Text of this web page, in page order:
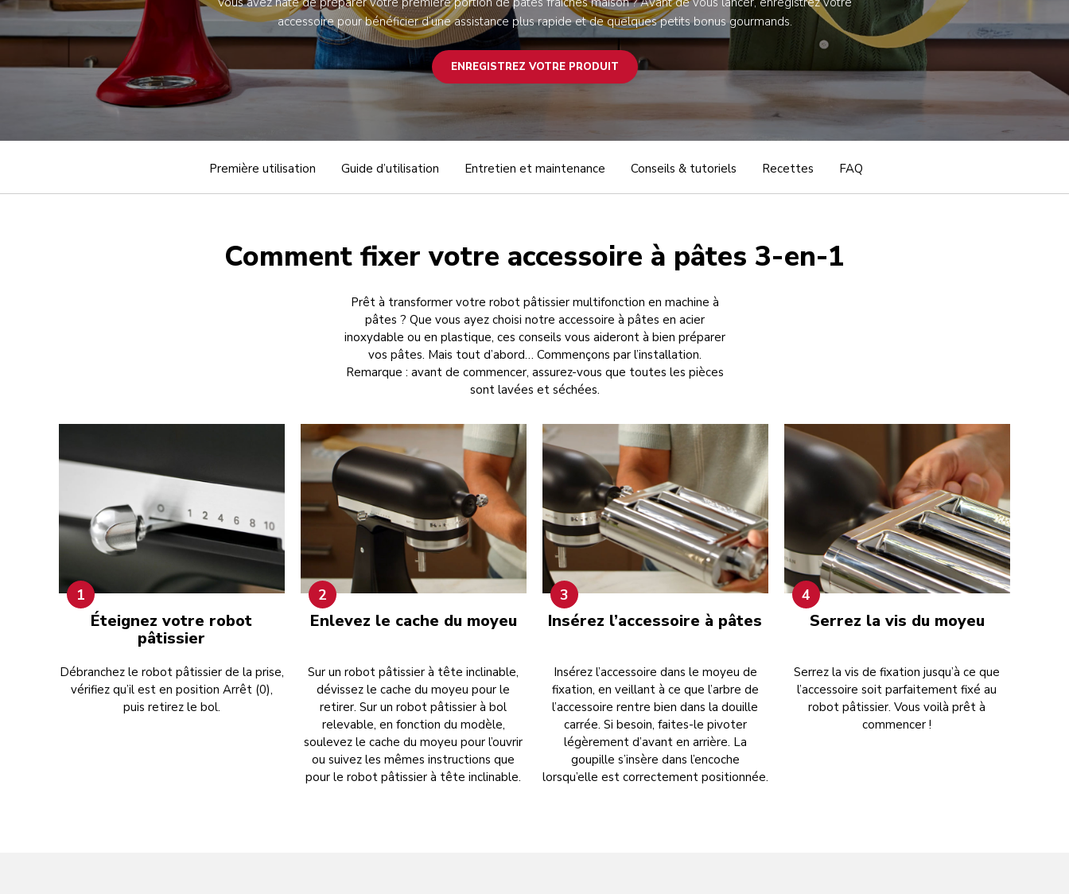
accessoire pour bénéficier d’une assistance plus rapide et de quelques petits bonus gourmands.
ENREGISTREZ VOTRE PRODUIT
Première utilisation Guide d’utilisation Entretien et maintenance Conseils & tutoriels Recettes FAQ
Comment fixer votre accessoire à pâtes 3-en-1
Prêt à transformer votre robot pâtissier multifonction en machine à
pâtes ? Que vous ayez choisi notre accessoire à pâtes en acier
inoxydable ou en plastique, ces conseils vous aideront à bien préparer
vos pâtes. Mais tout d’abord… Commençons par l’installation.
Remarque : avant de commencer, assurez-vous que toutes les pièces
sont lavées et séchées.
1
Éteignez votre robot
pâtissier
Débranchez le robot pâtissier de la prise,
vérifiez qu’il est en position Arrêt (0),
puis retirez le bol.
2
Enlevez le cache du moyeu
Sur un robot pâtissier à tête inclinable,
dévissez le cache du moyeu pour le
retirer. Sur un robot pâtissier à bol
relevable, en fonction du modèle,
soulevez le cache du moyeu pour l’ouvrir
ou suivez les mêmes instructions que
pour le robot pâtissier à tête inclinable.
3
Insérez l’accessoire à pâtes
Insérez l’accessoire dans le moyeu de
fixation, en veillant à ce que l’arbre de
l’accessoire rentre bien dans la douille
carrée. Si besoin, faites-le pivoter
légèrement d’avant en arrière. La
goupille s’insère dans l’encoche
lorsqu’elle est correctement positionnée.
4
Serrez la vis du moyeu
Serrez la vis de fixation jusqu’à ce que
l’accessoire soit parfaitement fixé au
robot pâtissier. Vous voilà prêt à
commencer !